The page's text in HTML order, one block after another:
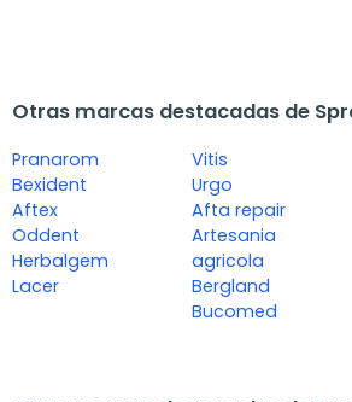
Otras marcas destacadas de
Pranarom
Bexident
Aftex
Oddent
Herbalgem
Lacer
Vitis
Urgo
Afta repair
Artesania
agricola
Bergland
Bucomed